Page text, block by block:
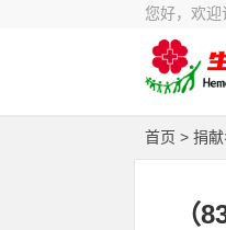
您好，欢
首页 > 捐
（